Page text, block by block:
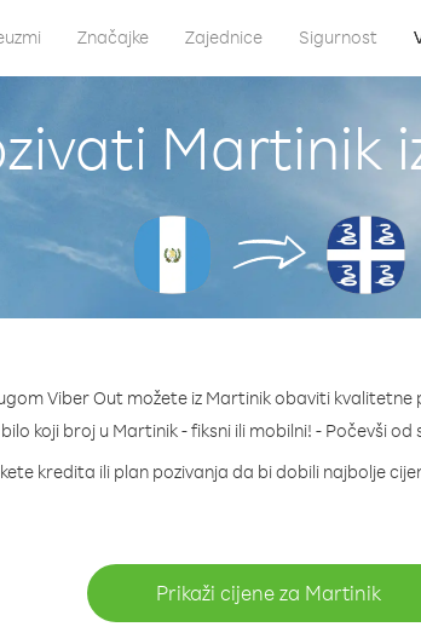
Značajke Zajednice Sigurnost
Martinik
Viber Out možete iz Martinik obaviti kvalitetne
koji broj u Martinik - fiksni ili mobilni! - Počevši
kredita ili plan pozivanja da bi dobili najbolje
Prikaži cijene za Martinik